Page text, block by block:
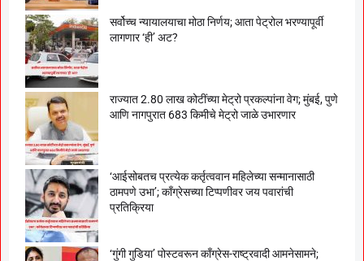
सर्वोच्च न्यायालयाचा मोठा निर्णय; आता पेट्रोल भरण्यापूर्वी
लागणार ‘ही’ अट?
राज्यात 2.80 लाख कोटींच्या मेट्रो प्रकल्पांना वेग; मुंबई, पुणे
आणि नागपुरात 683 किमीचे मेट्रो जाळे उभारणार
‘आईसोबतच प्रत्येक कर्तृत्ववान महिलेच्या सन्मानासाठी
ठामपणे उभा’; काँग्रेसच्या टिप्पणीवर जय पवारांची
प्रतिक्रिया
‘गुंगी गुडिया’ पोस्टवरून काँग्रेस-राष्ट्रवादी आमनेसामने;